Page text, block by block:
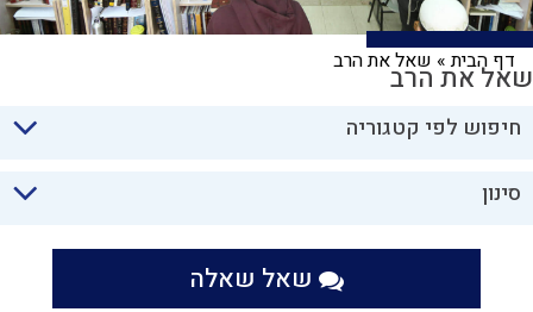
דף הבית» שאל את הרבשאל את הרב
חיפוש לפי קטגוריה
סינון
שאל שאלה